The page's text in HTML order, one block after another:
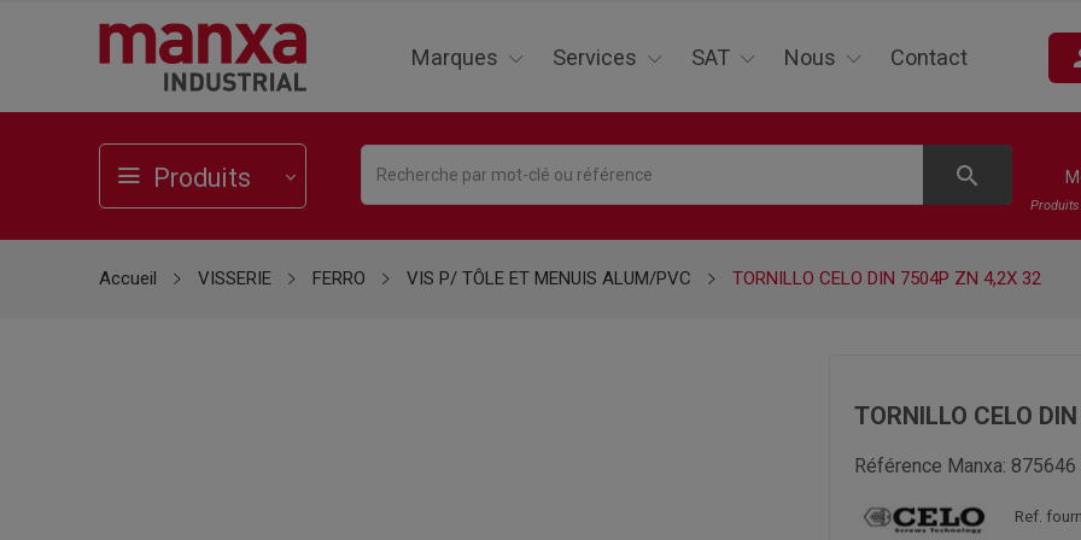
Marques Services SAT Nous Contact
Produits search
Accueil VISSERIE FERRO VIS P/ TÔLE ET MENUIS ALUM/PVC TORNILLO CELO DIN 7504P ZN 4,2X 32
TORNILLO CELO
Référence Manxa: 875646
Ref.